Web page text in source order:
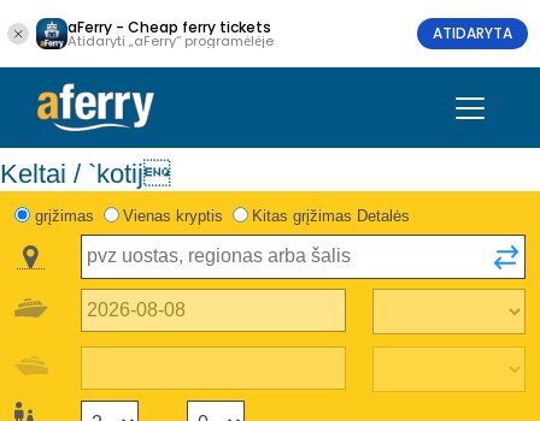
aFerry - Cheap ferry tickets
Atidaryti „aFerry“ programėlėje ATIDARYTA
Keltai / `kotij
grįžimas Vienas kryptis Kitas grįžimas Detalės